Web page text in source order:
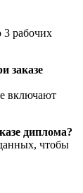
рабочих
заказе
включают
диплома?
чтобы